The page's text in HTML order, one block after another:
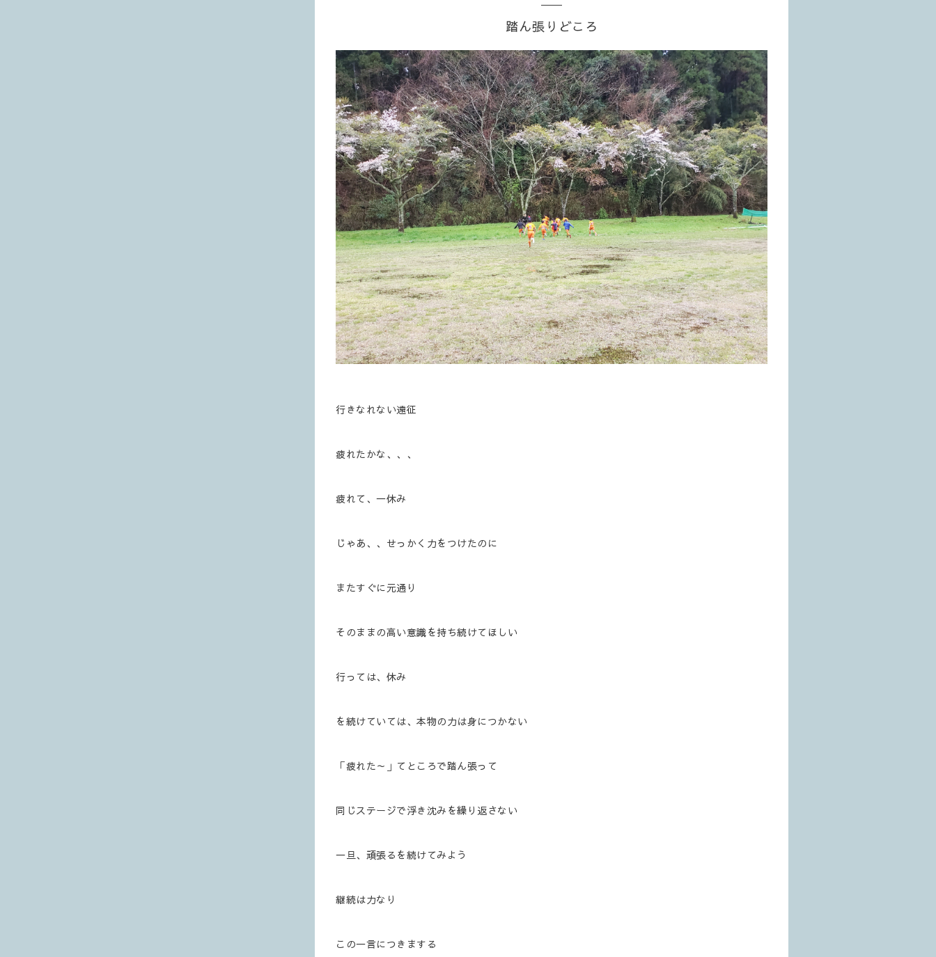
踏ん張りどころ
行きなれない遠征
疲れたかな、、、
疲れて、一休み
じゃあ、、せっかく力をつけたのに
またすぐに元通り
そのままの高い意識を持ち続けてほしい
行っては、休み
を続けていては、本物の力は身につかない
「疲れた～」てところで踏ん張って
同じステージで浮き沈みを繰り返さない
一旦、頑張るを続けてみよう
継続は力なり
この一言につきまする